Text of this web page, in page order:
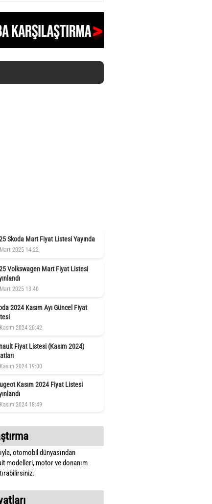
Skoda Mart Fiyat Listesi Yayında
2025 14:22
Volkswagen Mart Fiyat Listesi
2025 13:40
2024 Kasım Ayı Güncel Fiyat
2024 20:42
Fiyat Listesi (Kasım 2024)
2024 19:00
Kasım 2024 Fiyat Listesi
2024 18:49
otomobil dünyasından
modelleri, motor ve donanım